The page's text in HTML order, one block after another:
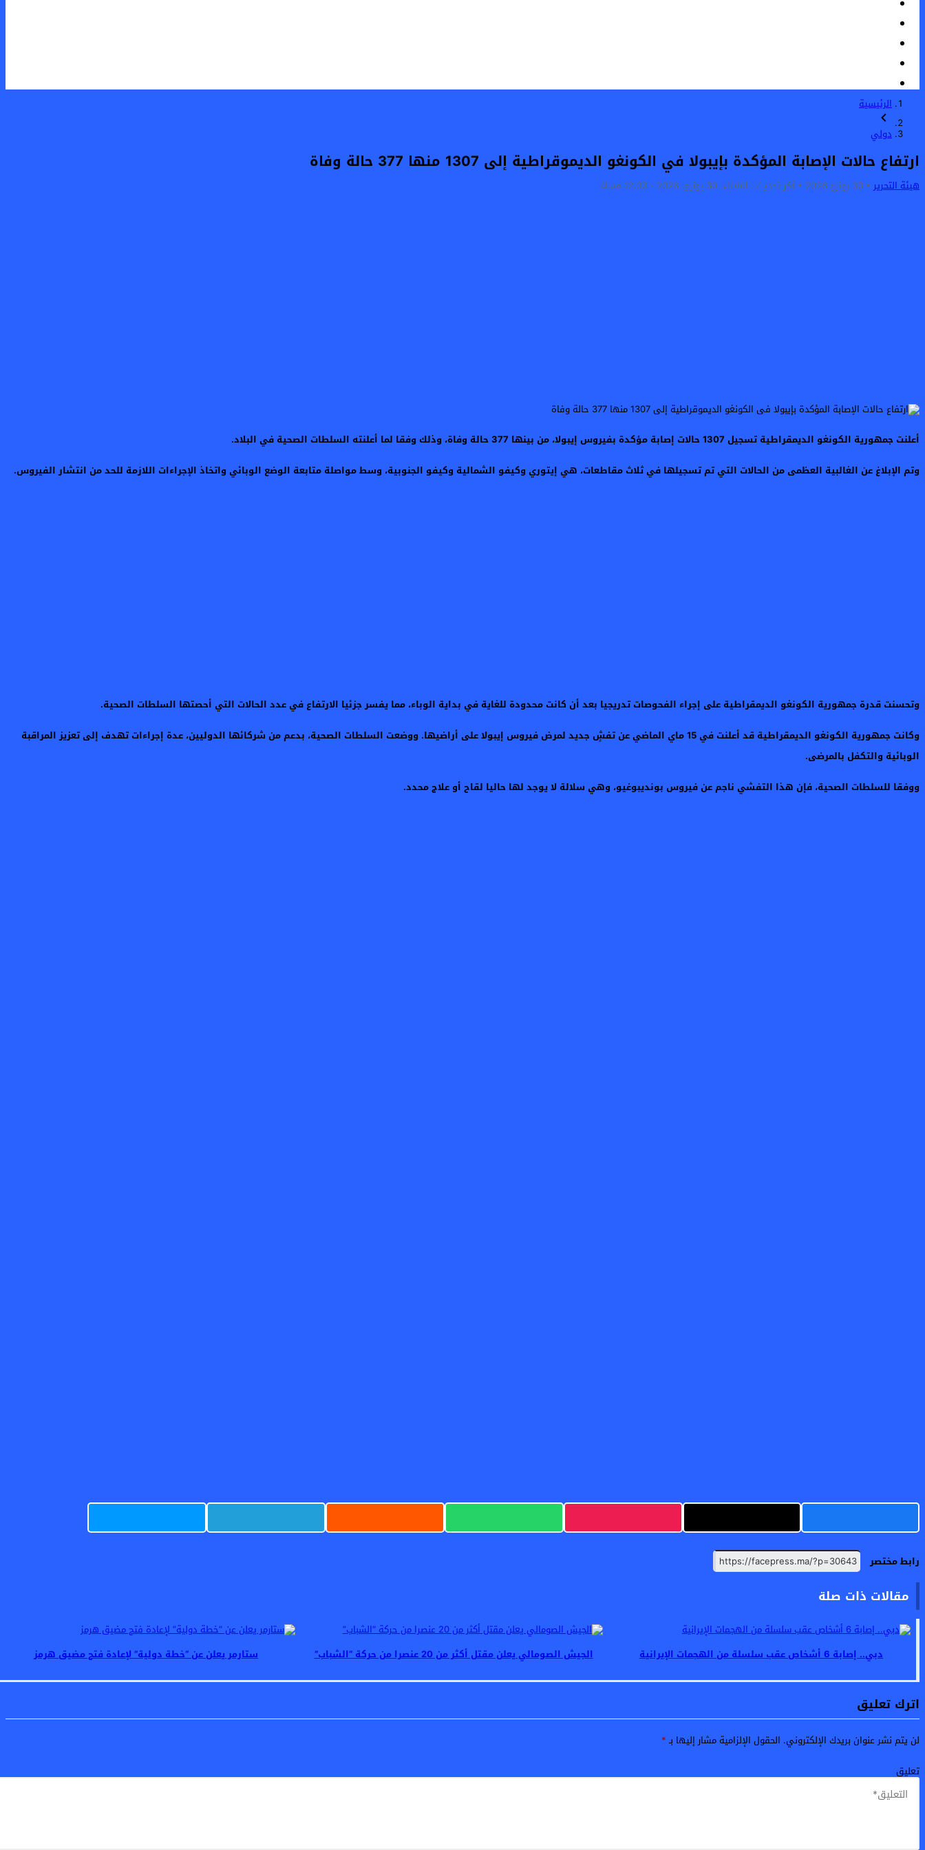
الرئيسية
دولي
ارتفاع حالات الإصابة المؤكدة بإيبولا في الكونغو الديموقراطية إلى 1307 منها 377 حالة وفاة
هيئة التحرير 30 يونيو 2026 آخر تحديث : الثلاثاء, 30 يونيو, 2026 - 12:03 مساءً
أعلنت جمهورية الكونغو الديمقراطية تسجيل 1307 حالات إصابة مؤكدة بفيروس إيبولا، من بينها 377 حالة وفاة، وذلك وفقا لما أعلنته السلطات الصحية في البلاد.
وتم الإبلاغ عن الغالبية العظمى من الحالات التي تم تسجيلها في ثلاث مقاطعات، هي إيتوري وكيفو الشمالية وكيفو الجنوبية، وسط مواصلة متابعة الوضع الوبائي واتخاذ الإجراءات اللازمة للحد من انتشار الفيروس.
وتحسنت قدرة جمهورية الكونغو الديمقراطية على إجراء الفحوصات تدريجيا بعد أن كانت محدودة للغاية في بداية الوباء، مما يفسر جزئيا الارتفاع في عدد الحالات التي أحصتها السلطات الصحية.
وكانت جمهورية الكونغو الديمقراطية قد أعلنت في 15 ماي الماضي عن تفشٍ جديد لمرض فيروس إيبولا على أراضيها. ووضعت السلطات الصحية، بدعم من شركائها الدوليين، عدة إجراءات تهدف إلى تعزيز المراقبة
الوبائية والتكفل بالمرضى.
ووفقا للسلطات الصحية، فإن هذا التفشي ناجم عن فيروس بونديبوغيو، وهي سلالة لا يوجد لها حاليا لقاح أو علاج محدد.
رابط مختصر
مقالات ذات صلة
دبي.. إصابة 6 أشخاص عقب سلسلة من الهجمات الإيرانية الجيش الصومالي يعلن مقتل أكثر من 20 عنصرا من حركة “الشباب” ستارمر يعلن عن “خطة دولية” لإعادة فتح مضيق هرمز
اترك تعليق
لن يتم نشر عنوان بريدك الإلكتروني. الحقول الإلزامية مشار إليها بـ*
تعليق